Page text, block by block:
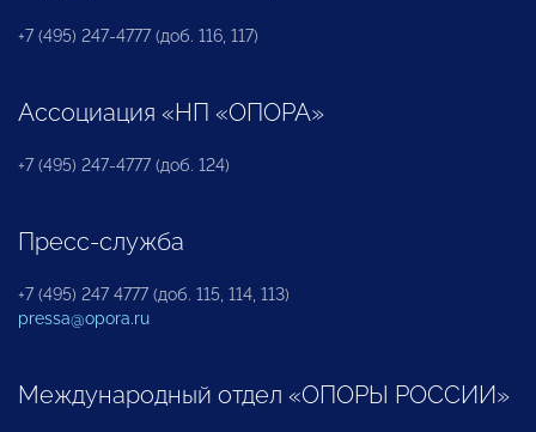
+7 (495) 247-4777 (доб. 116, 117)
Ассоциация «НП «ОПОРА»
+7 (495) 247-4777 (доб. 124)
Пресс-служба
+7 (495) 247 4777 (доб. 115, 114, 113)
pressa@opora.ru
Международный отдел «ОПОРЫ РОССИИ»